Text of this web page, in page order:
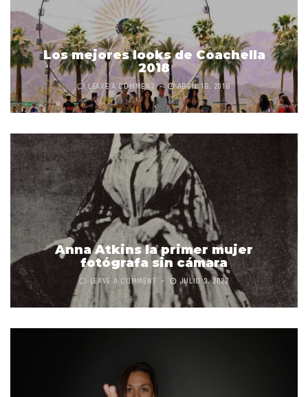
Los mejores looks de Coachella
2018
LEAVE A COMMENT ABRIL 18, 2018
Anna Atkins la primer mujer
fotógrafa sin cámara
LEAVE A COMMENT JULIO 3, 2022